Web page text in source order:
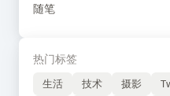
随笔
热门标签
生活 技术 摄影